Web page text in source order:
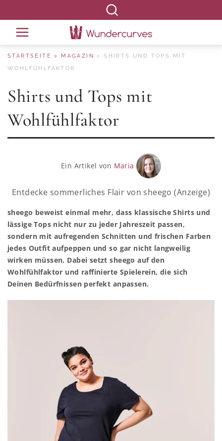
STARTSEITE MAGAZIN
SHIRTS UND TOPS MIT
WOHLFÜHLFAKTOR
Shirts und Tops mit
Wohlfühlfaktor
Ein Artikel von Maria
Entdecke sommerliches Flair von sheego (Anzeige)
sheego beweist einmal mehr, dass klassische Shirts und
lässige Tops nicht nur zu jeder Jahreszeit passen,
sondern mit aufregenden Schnitten und frischen Farben
jedes Outfit aufpeppen und so gar nicht langweilig
wirken müssen. Dabei setzt sheego auf den
Wohlfühlfaktor und raffinierte Spielerein, die sich
Deinen Bedürfnissen perfekt anpassen.